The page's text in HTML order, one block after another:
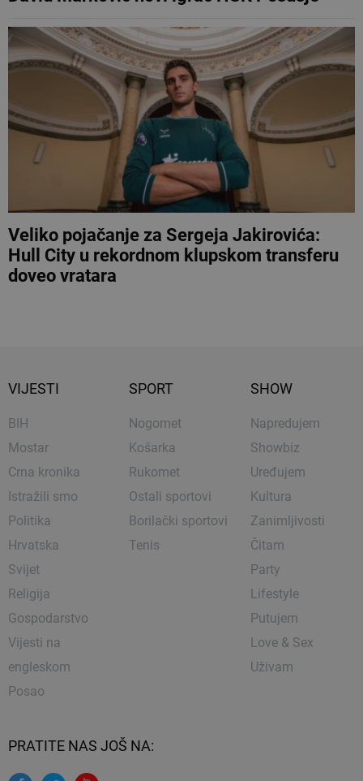
Veliko pojačanje za Sergeja Jakirovića:
Hull City u rekordnom klupskom transferu
doveo vratara
VIJESTI
BIH
Mostar
Crna kronika
Istražili smo
Politika
Hrvatska
Svijet
Religija
Gospodarstvo
Vijesti na
engleskom
Posao
SPORT
Nogomet
Košarka
Rukomet
Ostali sportovi
Borilački sportovi
Tenis
SHOW
Napredujem
Showbiz
Uređujem
Kultura
Zanimljivosti
Čitam
Party
Lifestyle
Putujem
Love & Sex
Uživam
PRATITE NAS JOŠ NA: